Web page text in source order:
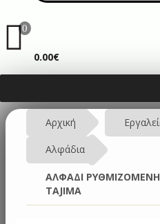
0ΚΑΛΆΘΙ
0.00€
Αρχική
Αλφάδια
ΑΛΦΑΔΙ
TAJIMA